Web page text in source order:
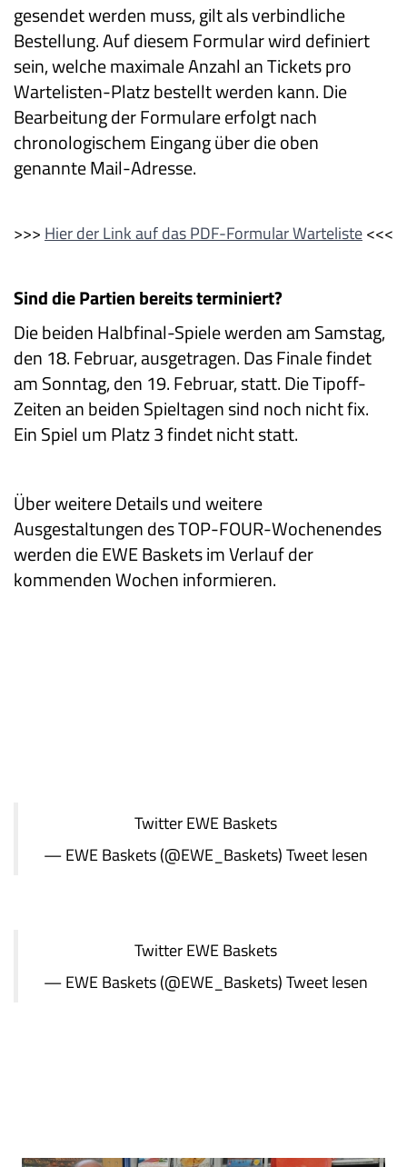
gesendet werden muss, gilt als verbindliche
Bestellung. Auf diesem Formular wird definiert
sein, welche maximale Anzahl an Tickets pro
Wartelisten-Platz bestellt werden kann. Die
Bearbeitung der Formulare erfolgt nach
chronologischem Eingang über die oben
genannte Mail-Adresse.
>>> Hier der Link auf das PDF-Formular Warteliste<<<
Sind die Partien bereits terminiert?
Die beiden Halbfinal-Spiele werden am Samstag,
den 18. Februar, ausgetragen. Das Finale findet
am Sonntag, den 19. Februar, statt. Die Tipoff-
Zeiten an beiden Spieltagen sind noch nicht fix.
Ein Spiel um Platz 3 findet nicht statt.
Über weitere Details und weitere
Ausgestaltungen des TOP-FOUR-Wochenendes
werden die EWE Baskets im Verlauf der
kommenden Wochen informieren.
TwitterEWE Baskets
— EWE Baskets (@EWE_Baskets)Tweet lesen
TwitterEWE Baskets
— EWE Baskets (@EWE_Baskets)Tweet lesen